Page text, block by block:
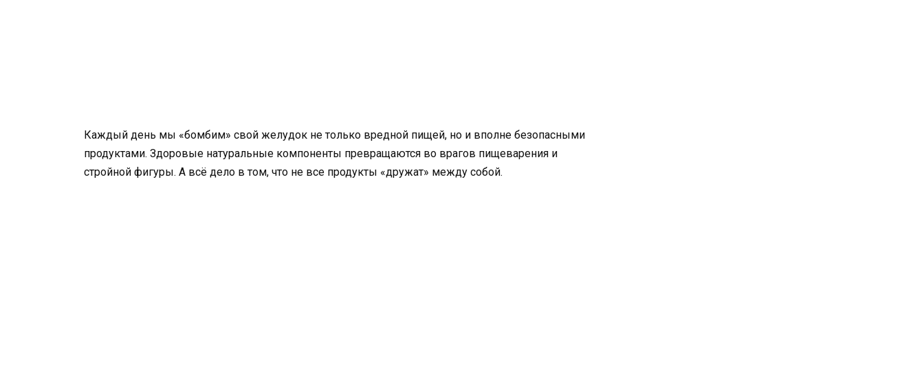
Каждый день мы «бомбим» свой желудок не только вредной пищей, но и вполне безопасными
продуктами. Здоровые натуральные компоненты превращаются во врагов пищеварения и
стройной фигуры. А всё дело в том, что не все продукты «дружат» между собой.